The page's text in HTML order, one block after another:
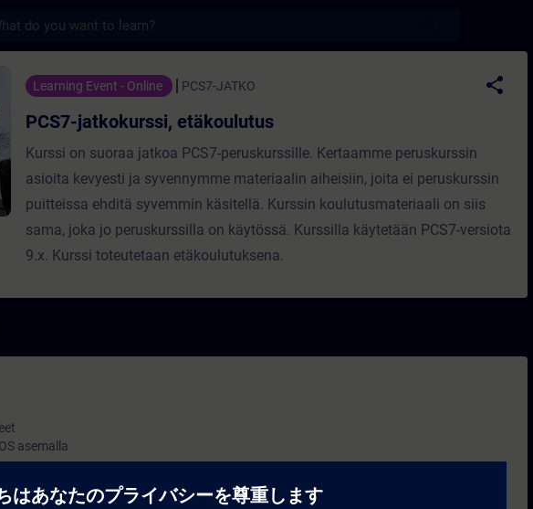
etäkoulutus - トレーニング - トレーニング -
Learning Event - Online PCS7-JATKO
share
PCS7-jatkokurssi, etäkoulutus
Kurssi on suoraa jatkoa PCS7-peruskurssille. Kertaamme peruskurssin
asioita kevyesti ja syvennymme materiaalin aiheisiin, joita ei peruskurssin
puitteissa ehditä syvemmin käsitellä. Kurssin koulutusmateriaali on siis
sama, joka jo peruskurssilla on käytössä. Kurssilla käytetään PCS7-versiota
9.x. Kurssi toteutetaan etäkoulutuksena.
asemalla
tilatiedot